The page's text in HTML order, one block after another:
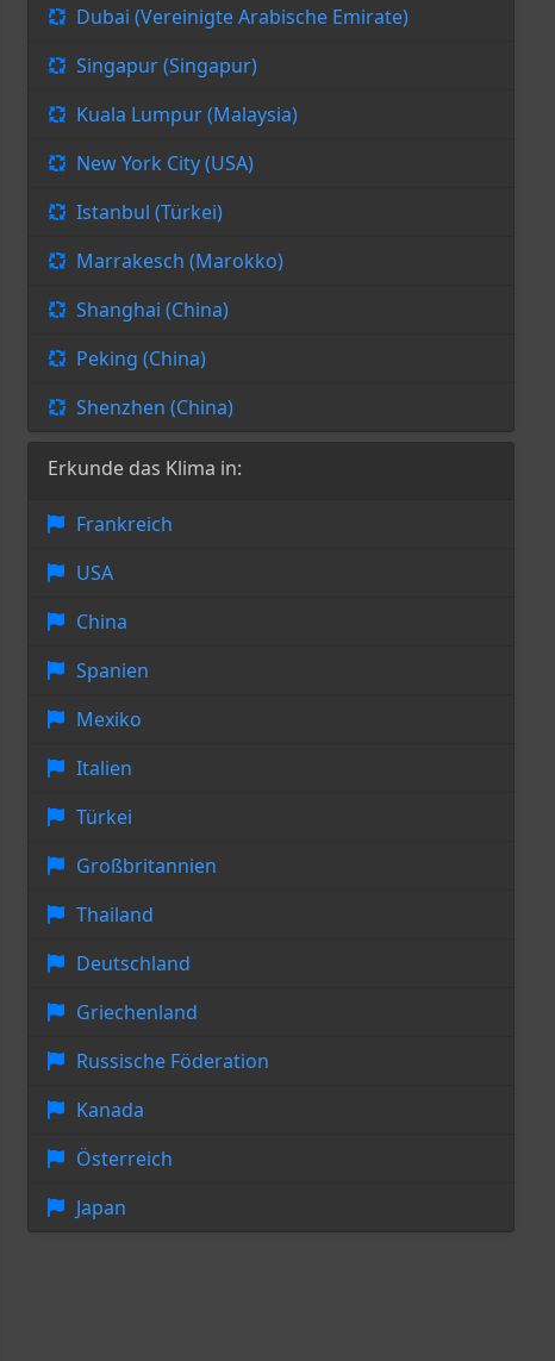
Dubai (Vereinigte Arabische Emirate)
Singapur (Singapur)
Kuala Lumpur (Malaysia)
New York City (USA)
Istanbul (Türkei)
Marrakesch (Marokko)
Shanghai (China)
Peking (China)
Shenzhen (China)
Erkunde das Klima in:
Frankreich
USA
China
Spanien
Mexiko
Italien
Türkei
Großbritannien
Thailand
Deutschland
Griechenland
Russische Föderation
Kanada
Österreich
Japan